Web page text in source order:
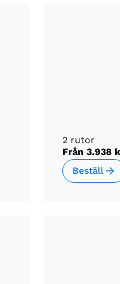
2 rutor
Från 3.938
Beställ